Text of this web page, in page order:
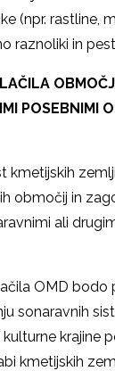
(npr. rastline,
raznoliki in
POSEBNIMI
kmetijskih
območij in
ali
OMD bodo
sonaravnih
krajine
kmetijskih